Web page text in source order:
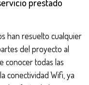
prestado
han resuelto cualquier
del proyecto al
conocer todas las
conectividad Wifi, ya